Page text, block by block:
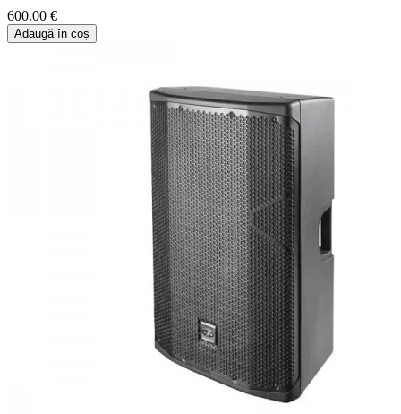
600.00 €
Adaugă în coș